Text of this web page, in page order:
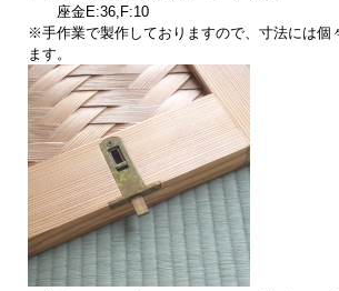
座金E:36,F:10
※手作業で製作しておりますので、寸法には個
ます。